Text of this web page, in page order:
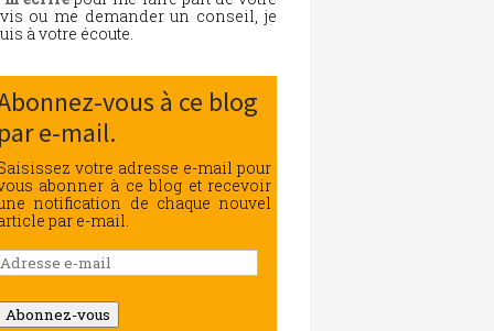
ou me demander un conseil, je
à votre écoute.
vous à ce blog
par e-mail.
votre adresse e-mail pour
abonner à ce blog et recevoir
notification de chaque nouvel
par e-mail.
Abonnez-vous